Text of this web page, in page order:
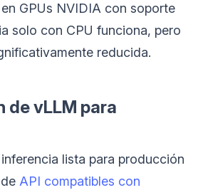
GPUs NVIDIA con soporte
solo con CPU funciona, pero
reducida.
de vLLM para
lista para producción
API compatibles con